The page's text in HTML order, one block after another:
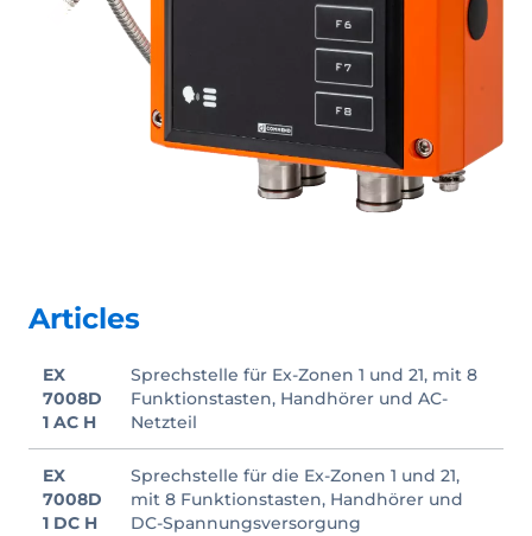
Articles
EX
7008D
1 AC H
Sprechstelle für Ex-Zonen 1 und 21, mit 8
Funktionstasten, Handhörer und AC-
Netzteil
EX
7008D
1 DC H
Sprechstelle für die Ex-Zonen 1 und 21,
mit 8 Funktionstasten, Handhörer und
DC-Spannungsversorgung